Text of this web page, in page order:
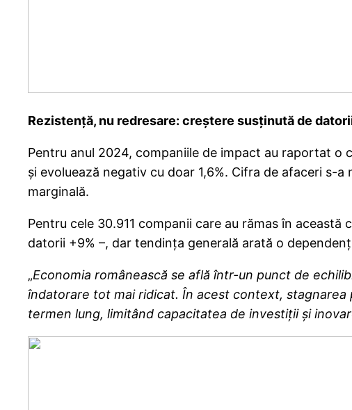
Rezistență, nu redresare: creștere susținută de
Pentru anul 2024, companiile de impact au raportat o
și evoluează negativ cu doar 1,6%. Cifra de afaceri s-
marginală.
Pentru cele 30.911 companii care au rămas în
datorii +9% –, dar tendința generală arată o
„Economia românească se află într-un punct de
îndatorare tot mai ridicat. În acest context,
termen lung, limitând capacitatea de investiții și